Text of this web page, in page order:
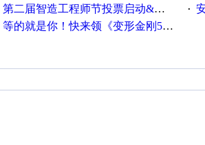
第二届智造工程师节投票启动&周周有礼！ ·
等的就是你！快来领《变形金刚5》观影券